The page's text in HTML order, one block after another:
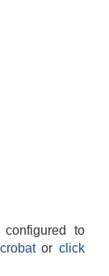
to
orclick